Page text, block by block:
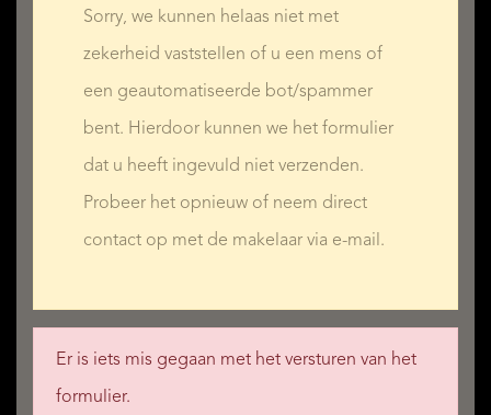
Sorry, we kunnen helaas niet met
zekerheid vaststellen of u een mens of
een geautomatiseerde bot/spammer
bent. Hierdoor kunnen we het formulier
dat u heeft ingevuld niet verzenden.
Probeer het opnieuw of neem direct
contact op met de makelaar via e-mail.
Er is iets mis gegaan met het versturen van het
formulier.